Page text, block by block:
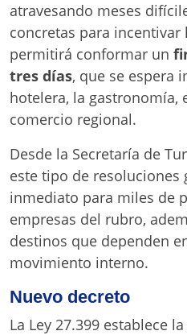
atravesando meses
concretas para
permitirá conformar un
tres días, que se espera
hotelera, la gastronomía,
comercio regional.
Desde la Secretaría de
este tipo de resoluciones
inmediato para miles de
empresas del rubro,
destinos que dependen
movimiento interno.
Nuevo decreto
La Ley 27.399 establece